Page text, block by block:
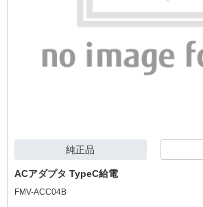
純正品
ACアダプタ TypeC給電
FMV-ACC04B